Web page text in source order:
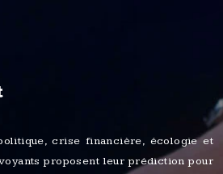
crise financière, écologie et
proposent leur prédiction pour